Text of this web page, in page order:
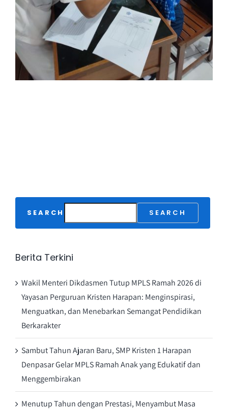
SEARCH SEARCH
Berita Terkini
Wakil Menteri Dikdasmen Tutup MPLS Ramah 2026 di
Yayasan Perguruan Kristen Harapan: Menginspirasi,
Menguatkan, dan Menebarkan Semangat Pendidikan
Berkarakter
Sambut Tahun Ajaran Baru, SMP Kristen 1 Harapan
Denpasar Gelar MPLS Ramah Anak yang Edukatif dan
Menggembirakan
Menutup Tahun dengan Prestasi, Menyambut Masa